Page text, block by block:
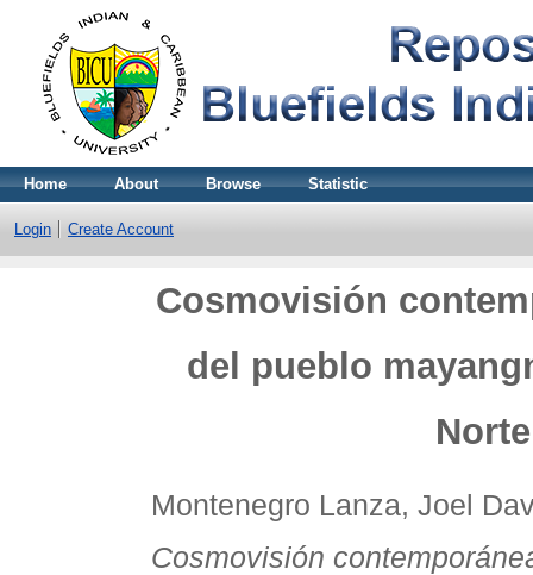
Home About Browse Statistic
Login Create Account
Cosmovisión
del pueblo
Montenegro Lanza, Joel
Cosmovisión